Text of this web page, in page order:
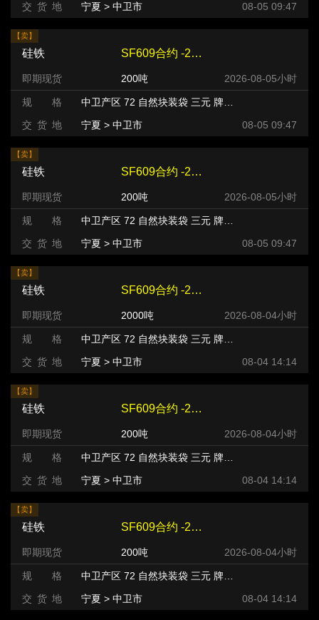
交 货 地
宁夏 > 中卫市 08-05 09:47
【卖】
硅铁 SF609合约 -220 元/吨
即期现货 200吨 2026-08-05小时
规 格
中卫产区 72 自然块装袋 三元 牌号:FeSi75~B粒度等级/mm
交 货 地
宁夏 > 中卫市 08-05 09:47
【卖】
硅铁 SF609合约 -220 元/吨
即期现货 200吨 2026-08-05小时
规 格
中卫产区 72 自然块装袋 三元 牌号:FeSi75~B粒度等级/mm
交 货 地
宁夏 > 中卫市 08-05 09:47
【卖】
硅铁 SF609合约 -240 元/吨
即期现货 2000吨 2026-08-04小时
规 格
中卫产区 72 自然块装袋 三元 牌号:FeSi75~B粒度等级/mm
交 货 地
宁夏 > 中卫市 08-04 14:14
【卖】
硅铁 SF609合约 -220 元/吨
即期现货 200吨 2026-08-04小时
规 格
中卫产区 72 自然块装袋 三元 牌号:FeSi75~B粒度等级/mm
交 货 地
宁夏 > 中卫市 08-04 14:14
【卖】
硅铁 SF609合约 -220 元/吨
即期现货 200吨 2026-08-04小时
规 格
中卫产区 72 自然块装袋 三元 牌号:FeSi75~B粒度等级/mm
交 货 地
宁夏 > 中卫市 08-04 14:14